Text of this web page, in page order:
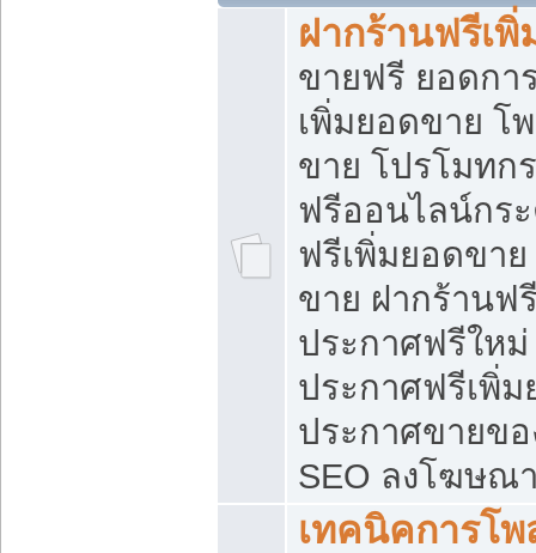
ฝากร้านฟรีเ
ขายฟรี ยอดกา
เพิ่มยอดขาย โ
ขาย โปรโมทก
ฟรีออนไลน์กร
ฟรีเพิ่มยอดขา
ขาย ฝากร้านฟ
ประกาศฟรีใหม่
ประกาศฟรีเพิ่
ประกาศขายข
SEO ลงโฆษณ
เทคนิคการโ